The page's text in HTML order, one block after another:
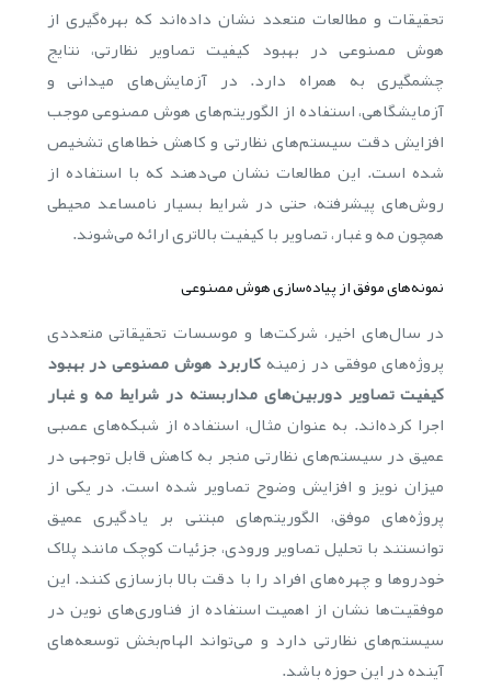
تحقیقات و مطالعات متعدد نشان داده‌اند که بهره‌گیری از
هوش مصنوعی در بهبود کیفیت تصاویر نظارتی، نتایج
چشمگیری به همراه دارد. در آزمایش‌های میدانی و
آزمایشگاهی، استفاده از الگوریتم‌های هوش مصنوعی موجب
افزایش دقت سیستم‌های نظارتی و کاهش خطاهای تشخیص
شده است. این مطالعات نشان می‌دهند که با استفاده از
روش‌های پیشرفته، حتی در شرایط بسیار نامساعد محیطی
همچون مه و غبار، تصاویر با کیفیت بالاتری ارائه می‌شوند.
نمونه‌های موفق از پیاده‌سازی هوش مصنوعی
در سال‌های اخیر، شرکت‌ها و موسسات تحقیقاتی متعددی
پروژه‌های موفقی در زمینهکاربرد هوش مصنوعی در بهبود
کیفیت تصاویر دوربین‌های مداربسته در شرایط مه و غبار
اجرا کرده‌اند. به عنوان مثال، استفاده از شبکه‌های عصبی
عمیق در سیستم‌های نظارتی منجر به کاهش قابل توجهی در
میزان نویز و افزایش وضوح تصاویر شده است. در یکی از
پروژه‌های موفق، الگوریتم‌های مبتنی بر یادگیری عمیق
توانستند با تحلیل تصاویر ورودی، جزئیات کوچک مانند پلاک
خودروها و چهره‌های افراد را با دقت بالا بازسازی کنند. این
موفقیت‌ها نشان از اهمیت استفاده از فناوری‌های نوین در
سیستم‌های نظارتی دارد و می‌تواند الهام‌بخش توسعه‌های
آینده در این حوزه باشد.